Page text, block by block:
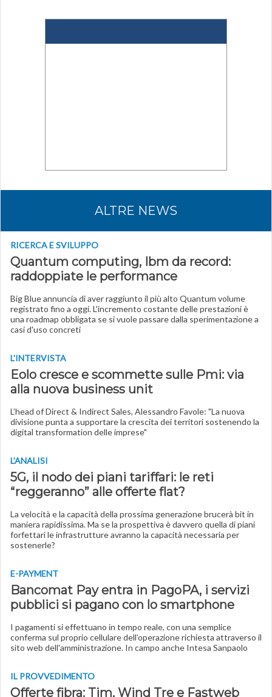
ALTRE NEWS
RICERCA E SVILUPPO
Quantum computing, Ibm da record:
raddoppiate le performance
Big Blue annuncia di aver raggiunto il più alto Quantum volume
registrato fino a oggi. L'incremento costante delle prestazioni è
una roadmap obbligata se si vuole passare dalla sperimentazione a
casi d'uso concreti
L'INTERVISTA
Eolo cresce e scommette sulle Pmi: via
alla nuova business unit
L’head of Direct & Indirect Sales, Alessandro Favole: "La nuova
divisione punta a supportare la crescita dei territori sostenendo la
digital transformation delle imprese"
L’ANALISI
5G, il nodo dei piani tariffari: le reti
“reggeranno” alle offerte flat?
La velocità e la capacità della prossima generazione brucerà bit in
maniera rapidissima. Ma se la prospettiva è davvero quella di piani
forfettari le infrastrutture avranno la capacità necessaria per
sostenerle?
E-PAYMENT
Bancomat Pay entra in PagoPA, i servizi
pubblici si pagano con lo smartphone
I pagamenti si effettuano in tempo reale, con una semplice
conferma sul proprio cellulare dell’operazione richiesta attraverso il
sito web dell'amministrazione. In campo anche Intesa Sanpaolo
IL PROVVEDIMENTO
Offerte fibra: Tim, Wind Tre e Fastweb